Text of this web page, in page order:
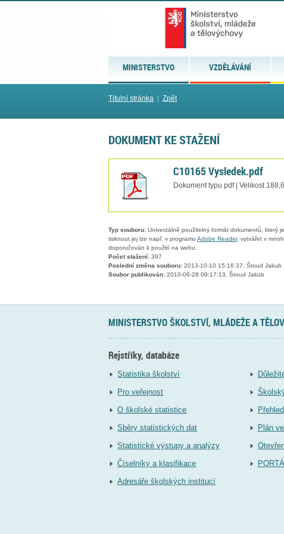
MINISTERSTVO VZDĚLÁVÁNÍ
Titulní stránka Zpět
DOKUMENT KE STAŽENÍ
C10165 Vysledek.pdf
Dokument typu pdf | Velikost
Typ souboru: Univerzálně použitelný formát dokumentů, který
tisknout jej lze např. v programu Adobe Reader, vytvářet v
doporučován k použití na webu.
Počet stažení: 397
Poslední změna souboru: 2013-10-10 15:16:37, Štoud Jakub
Soubor publikován: 2010-06-28 09:17:13, Štoud Jakub
MINISTERSTVO ŠKOLSTVÍ, MLÁDEŽE A
Rejstříky, databáze
Statistika školství
Pro veřejnost
O školské statistice
Sběry statistických dat
Statistické výstupy a analýzy
Číselníky a klasifikace
Adresáře školských institucí
Plán